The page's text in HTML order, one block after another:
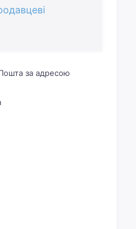
за адресою